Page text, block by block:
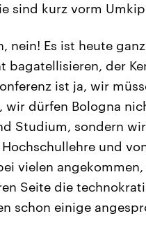
sind kurz vorm
nein! Es ist heute
bagatellisieren, der
ist ja, wir
wir dürfen Bologna
Studium, sondern
und
vielen
Seite die
schon einige